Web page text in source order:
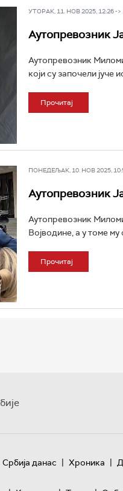
УТОРАК, 11. НОВ 2025, 12:26 ->
Аутопревозник
Аутопревозник
који су започели јуче
Прочитај
ПОНЕДЕЉАК, 10. НОВ 2025,
Аутопревозник
Аутопревозник
Војводине, а у томе
Прочитај
Србија данас | Хроника |